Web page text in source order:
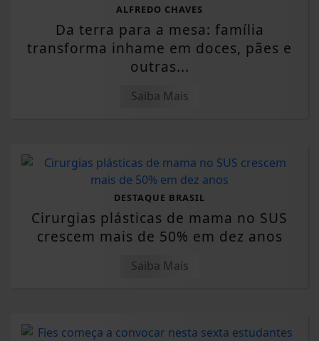
ALFREDO CHAVES
Da terra para a mesa: família
transforma inhame em doces, pães e
outras...
Saiba Mais
DESTAQUE BRASIL
Cirurgias plásticas de mama no SUS
crescem mais de 50% em dez anos
Saiba Mais